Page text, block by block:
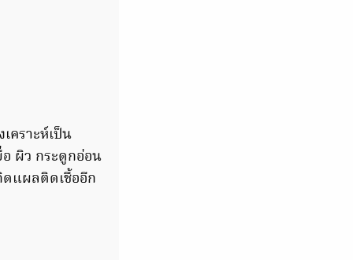
คราะห์เป็น
อ ผิว กระดูกอ่อน
ดแผลติดเชื้ออีก